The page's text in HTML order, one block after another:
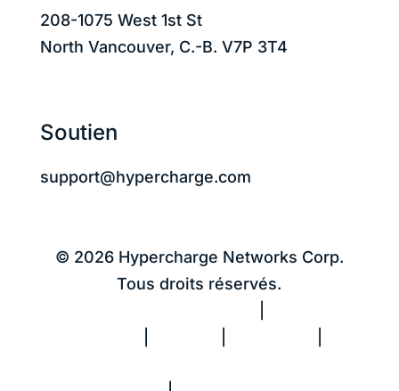
208-1075 West 1st St
North Vancouver, C.-B. V7P 3T4
Soutien
support@hypercharge.com
© 2026 Hypercharge Networks Corp.
Tous droits réservés.